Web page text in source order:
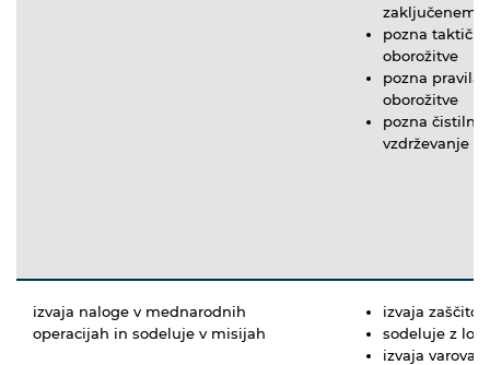
zaključenem
pozna
oborožitve
pozna pravila
oborožitve
pozna čistilna
vzdrževanje
izvaja naloge v mednarodnih
operacijah in sodeluje v misijah
izvaja zaščito
sodeluje z
izvaja